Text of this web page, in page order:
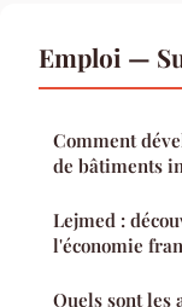
Emploi —
Comment
de bâtiments
Lejmed :
l'économie
Quels sont les